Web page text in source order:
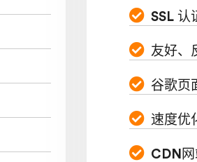
SSL 认
友好、
谷歌页
速度优
CDN网